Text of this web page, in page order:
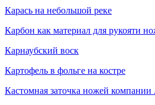
Карась на небольшой реке
Карбон как материал для рукояти
Карнаубский воск
Картофель в фольге на костре
Кастомная заточка ножей